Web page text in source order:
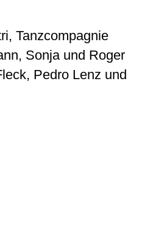
Tanzcompagnie
Sonja und Roger
Pedro Lenz und